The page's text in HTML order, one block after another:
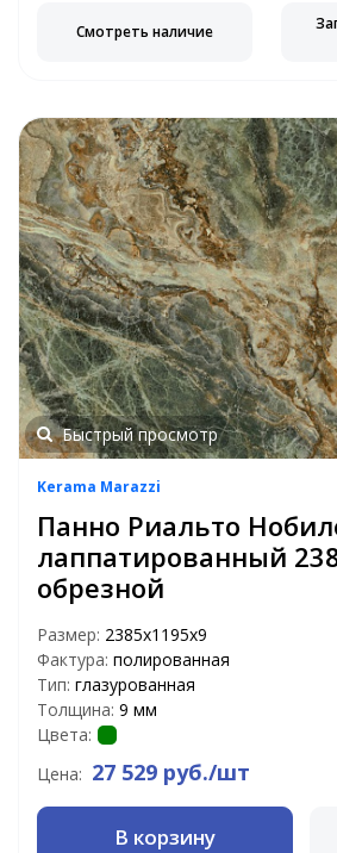
Смотреть наличие
Быстрый просмотр
Kerama Marazzi
Панно Риальто
лаппатированный
обрезной
Размер: 2385х1195х9
Фактура: полированная
Тип: глазурованная
Толщина: 9 мм
Цвета:
Цена: 27 529 руб./шт
В корзину